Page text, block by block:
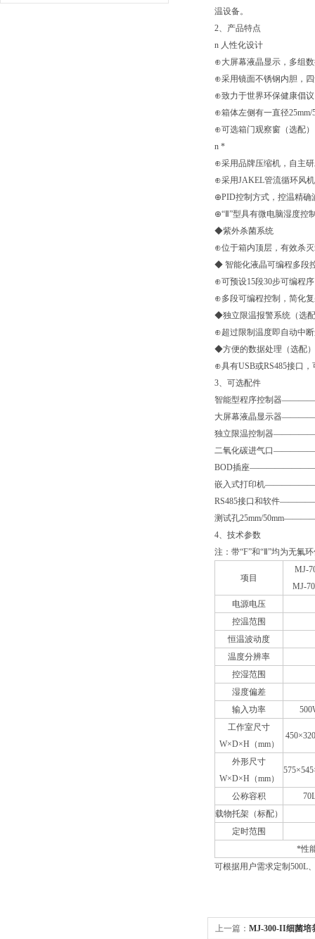
温设备。
2、产品特点
n 人性化设计
⊕大屏幕液晶显示，多组
⊕采用镜面不锈钢内胆，
⊕致力于世界环保健康倡议
⊕箱体左侧有一直径
⊕可选箱门观察窗（选配）
n *
⊕采用品牌压缩机，自主
⊕采用JAKEL管流循环风
⊕PID控制方式，控温精确
⊕“Ⅱ”型具有微电脑湿度控
◆紫外杀菌系统
⊕位于箱内顶层，有效杀
◆ 智能化液晶可编程多段
⊕可预设15段30步可编程
⊕多段可编程控制，简化
◆独立限温报警系统（选
⊕超过限制温度即自动中
◆方便的数据处理（选配）
⊕具有USB或RS485接口
3、可选配件
智能型程序控制器
大屏幕液晶显示器
独立限温控制器
二氧化碳进气口
BOD插座
嵌入式打印机
RS485接口和软件
测试孔25mm/
4、技术参数
注：带“F”和“Ⅱ”均为无氟
项目
MJ-
MJ-
电源电压
控温范围
恒温波动度
温度分辨率
控湿范围
湿度偏差
输入功率
工作室尺寸
W×D×H（mm）
外形尺寸
W×D×H（mm）
公称容积
载物托架（标配）
定时范围
*性
可根据用户需求定制500L
上一篇： MJ-300-II细菌培